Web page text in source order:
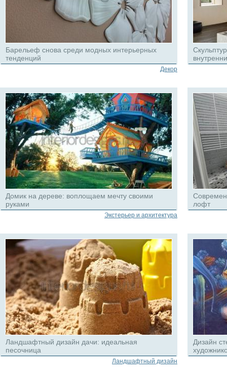
Барельеф снова среди модных интерьерных
тенденций
Декор
Домик на дереве: воплощаем мечту своими
руками
Экстерьер и архитектура
лофт
Ландшафтный дизайн дачи: идеальная
песочница
Ландшафтный дизайн
Дизайн